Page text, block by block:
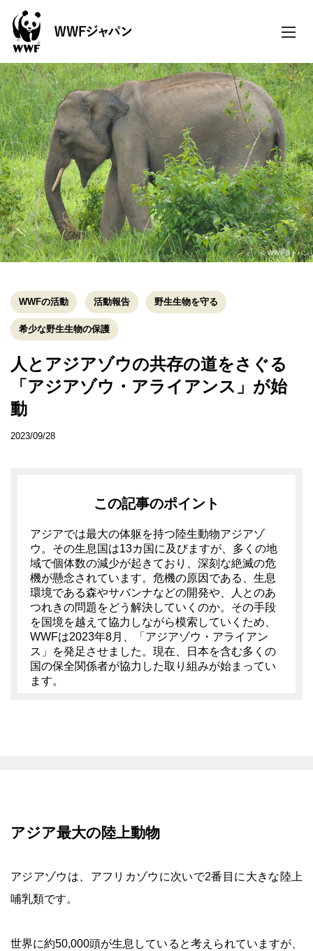
toggle
© WWFジャパン
WWFの活動 活動報告 野生生物を守る
希少な野生生物の保護
人とアジアゾウの共存の道をさぐる
「アジアゾウ・アライアンス」が始
動
2023/09/28
この記事のポイント
アジアでは最大の体躯を持つ陸生動物アジアゾ
ウ。その生息国は13カ国に及びますが、多くの地
域で個体数の減少が起きており、深刻な絶滅の危
機が懸念されています。危機の原因である、生息
環境である森やサバンナなどの開発や、人とのあ
つれきの問題をどう解決していくのか。その手段
を国境を越えて協力しながら模索していくため、
WWFは2023年8月、「アジアゾウ・アライアン
ス」を発足させました。現在、日本を含む多くの
国の保全関係者が協力した取り組みが始まってい
ます。
アジア最大の陸上動物
アジアゾウは、アフリカゾウに次いで2番目に大きな陸上
哺乳類です。
世界に約50,000頭が生息していると考えられていますが、